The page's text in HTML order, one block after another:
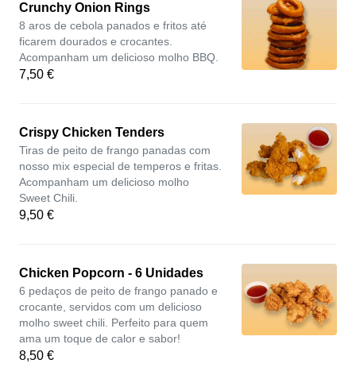
Crunchy Onion Rings
8 aros de cebola panados e fritos até
ficarem dourados e crocantes.
Acompanham um delicioso molho BBQ.
7,50 €
Crispy Chicken Tenders
Tiras de peito de frango panadas com
nosso mix especial de temperos e fritas.
Acompanham um delicioso molho
Sweet Chili.
9,50 €
Chicken Popcorn - 6 Unidades
6 pedaços de peito de frango panado e
crocante, servidos com um delicioso
molho sweet chili. Perfeito para quem
ama um toque de calor e sabor!
8,50 €